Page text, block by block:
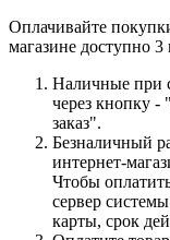
Оплачивайте
магазине доступно 3
Наличные при
через кнопку
заказ".
Безналичный
интернет-
Чтобы
сервер
карты, срок